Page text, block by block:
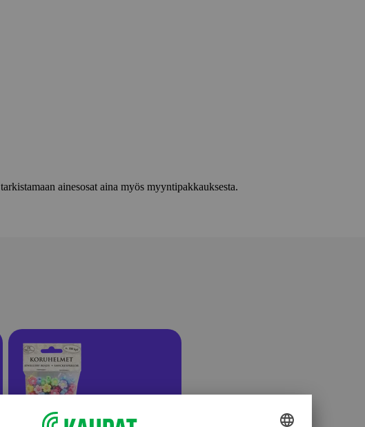
ainesosat aina myös myyntipakkauksesta.